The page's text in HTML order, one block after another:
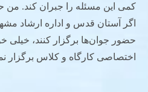
کمی این مسئله را جبران کند. من
اگر آستان قدس و اداره ارشاد
حضور جوان‌ها برگزار کنند،
اختصاصی کارگاه و کلاس برگزار